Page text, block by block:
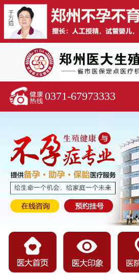
0371-67973333